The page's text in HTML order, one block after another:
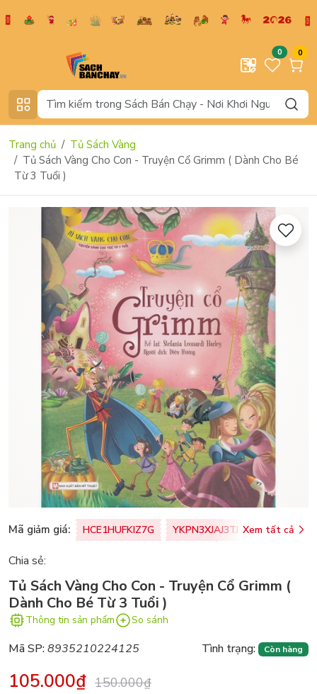
0 0
Trang chủ
Tủ Sách Vàng
Tủ Sách Vàng Cho Con - Truyện Cổ Grimm ( Dành Cho Bé
Từ 3 Tuổi )
Mã giảm giá: HCE1HUFKIZ7G YKPN3XJAJ3TJ Xem tất cả
Chia sẻ:
Tủ Sách Vàng Cho Con - Truyện Cổ Grimm (
Dành Cho Bé Từ 3 Tuổi )
Thông tin sản phẩm So sánh
Mã SP:8935210224125 Tình trạng: Còn hàng
105.000₫ 150.000₫